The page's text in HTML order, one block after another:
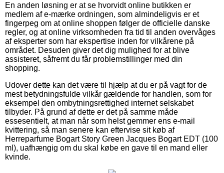
En anden løsning er at se hvorvidt online butikken er
medlem af e-mærke ordningen, som almindeligvis er et
fingerpeg om at online shoppen følger de officielle danske
regler, og at online virksomheden fra tid til anden overvåges
af eksperter som har ekspertise inden for vilkårene på
området. Desuden giver det dig mulighed for at blive
assisteret, såfremt du får problemstillinger med din
shopping.
Udover dette kan det være til hjælp at du er på vagt for de
mest betydningsfulde vilkår gældende for handlen, som for
eksempel den ombytningsrettighed internet selskabet
tilbyder. På grund af dette er det på samme måde
essesentielt, at man når som helst gemmer ens e-mail
kvittering, så man senere kan eftervise sit køb af
Herreparfume Bogart Story Green Jacques Bogart EDT (100
ml), uafhængig om du skal købe en gave til en mand eller
kvinde.